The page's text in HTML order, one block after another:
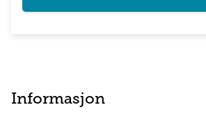
Informasjon